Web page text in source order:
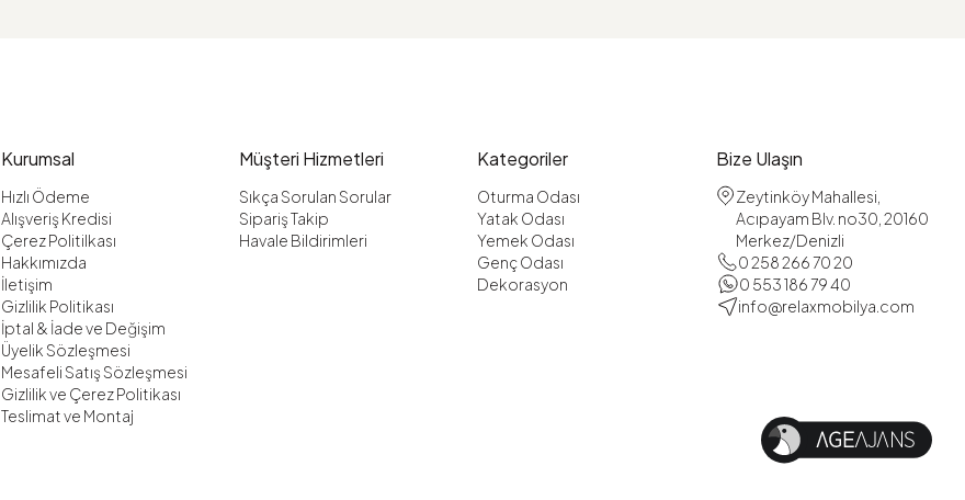
Kurumsal
Hızlı Ödeme
Alışveriş Kredisi
Çerez Politilkası
Hakkımızda
İletişim
Gizlilik Politikası
İptal & İade ve Değişim
Üyelik Sözleşmesi
Mesafeli Satış Sözleşmesi
Gizlilik ve Çerez Politikası
Teslimat ve Montaj
Müşteri Hizmetleri
Sıkça Sorulan Sorular
Sipariş Takip
Havale Bildirimleri
Kategoriler
Oturma Odası
Yatak Odası
Yemek Odası
Genç Odası
Dekorasyon
Bize Ulaşın
Zeytinköy Mahallesi,
Acıpayam Blv. no30, 20160
Merkez/Denizli
0 258 266 70 20
0 553 186 79 40
info@relaxmobilya.com